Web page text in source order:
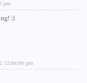
pm
:)
12:06:00 pm